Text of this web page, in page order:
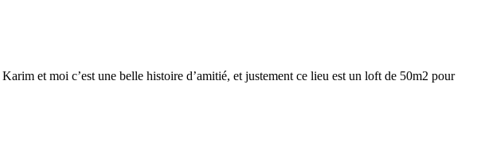
et moi c’est une belle histoire d’amitié, et justement ce lieu est un loft de 50m2 pour